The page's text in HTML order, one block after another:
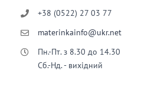
+38 (0522) 27 03 77
materinkainfo@ukr.net
Пн.-Пт. з 8.30 до 14.30
Сб.-Нд. - вихідний